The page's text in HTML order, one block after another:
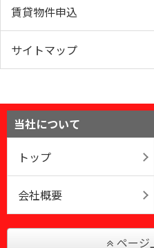
賃貸物件申込
サイトマップ
当社について
トップ
会社概要
ページ